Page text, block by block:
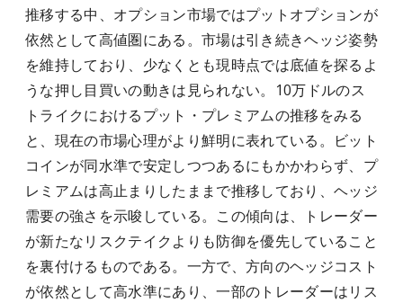
推移する中、オプション市場ではプットオプションが
依然として高値圏にある。市場は引き続きヘッジ姿勢
を維持しており、少なくとも現時点では底値を探るよ
うな押し目買いの動きは見られない。10万ドルのス
トライクにおけるプット・プレミアムの推移をみる
と、現在の市場心理がより鮮明に表れている。ビット
コインが同水準で安定しつつあるにもかかわらず、プ
レミアムは高止まりしたままで推移しており、ヘッジ
需要の強さを示唆している。この傾向は、トレーダー
が新たなリスクテイクよりも防御を優先していること
を裏付けるものである。一方で、方向のヘッジコスト
が依然として高水準にあり、一部のトレーダーはリス